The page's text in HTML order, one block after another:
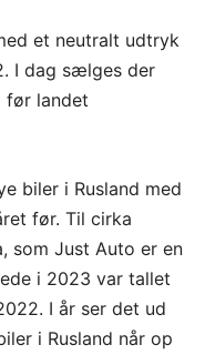
et neutralt udtryk
I dag sælges der
før landet
biler i Rusland med
før. Til cirka
som Just Auto er en
i 2023 var tallet
I år ser det ud
i Rusland når op